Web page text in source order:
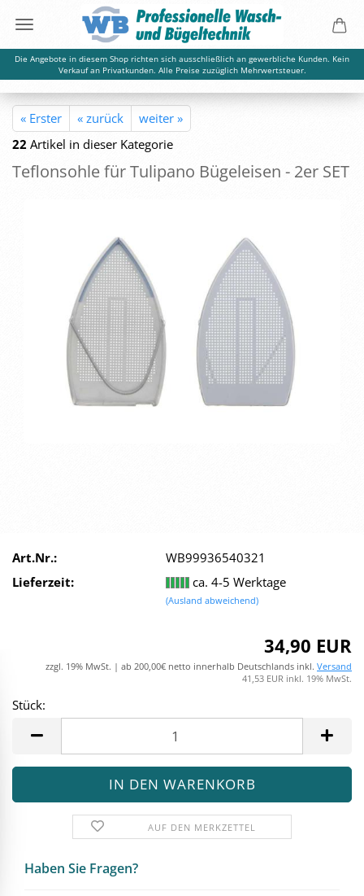
Die Angebote in diesem Shop richten sich ausschließlich an gewerbliche Kunden. Kein
Verkauf an Privatkunden. Alle Preise zuzüglich Mehrwertsteuer.
« Erster « zurück
weiter »
22 Artikel in dieser Kategorie
Tef­lon­soh­le für Tu­li­pa­no Bü­gel­eisen - 2er SET
Art.Nr.:
WB99936540321
Lieferzeit:
ca. 4-5 Werktage
(Ausland abweichend)
34,90 EUR
zzgl. 19% MwSt. | ab 200,00€ netto innerhalb Deutschlands inkl. Versand
41,53 EUR inkl. 19% MwSt.
Stück:
AUF DEN MERKZETTEL
Haben Sie Fra­gen?